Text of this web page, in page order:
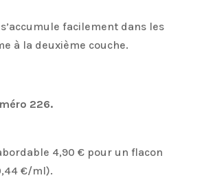
facilement dans les
à la deuxième couche.
226.
4,90 € pour un flacon
€/ml).